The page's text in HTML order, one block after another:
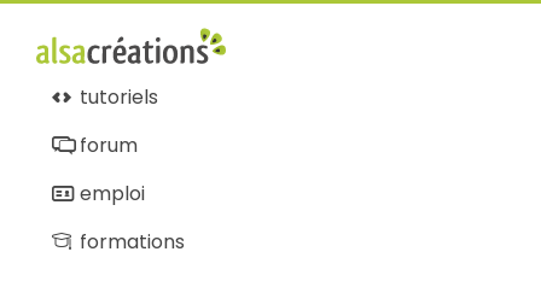
tutoriels
forum
emploi
formations